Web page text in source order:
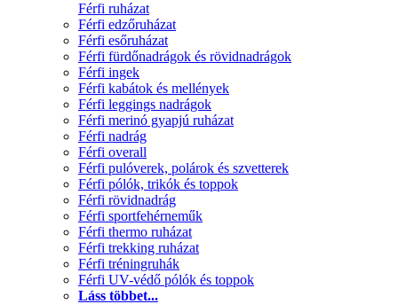
Férfi ruházat
Férfi edzőruházat
Férfi esőruházat
Férfi fürdőnadrágok és rövidnadrágok
Férfi ingek
Férfi kabátok és mellények
Férfi leggings nadrágok
Férfi merinó gyapjú ruházat
Férfi nadrág
Férfi overall
Férfi pulóverek, polárok és szvetterek
Férfi pólók, trikók és toppok
Férfi rövidnadrág
Férfi sportfehérneműk
Férfi thermo ruházat
Férfi trekking ruházat
Férfi tréningruhák
Férfi UV-védő pólók és toppok
Láss többet...